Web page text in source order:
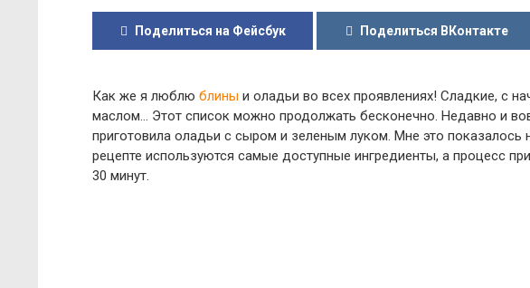
Поделиться на Фейсбук Поделиться ВКонтакте
Как же я люблю блины и оладьи во всех проявлениях! Сладкие, с
маслом… Этот список можно продолжать бесконечно. Недавно и
приготовила оладьи с сыром и зеленым луком. Мне это показалось
рецепте используются самые доступные ингредиенты, а процесс
30 минут.